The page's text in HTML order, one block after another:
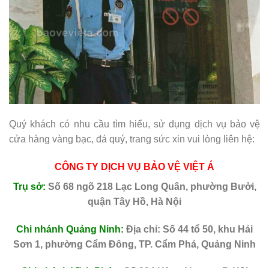
Quý khách có nhu cầu tìm hiểu, sử dụng dịch vụ bảo vệ
cửa hàng vàng bạc, đá quý, trang sức xin vui lòng liên hệ:
CÔNG TY DỊCH VỤ BẢO VỆ VIỆT Á
Trụ sở: Số 68 ngõ 218 Lạc Long Quân, phường Bưởi,
quận Tây Hồ, Hà Nội
Chi nhánh Quảng Ninh: Địa chỉ: Số 44 tổ 50, khu Hải
Sơn 1, phường Cẩm Đông, TP. Cẩm Phả, Quảng Ninh